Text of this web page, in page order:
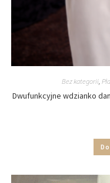
Bez kategorii,
Dwufunkcyjne wdzianko